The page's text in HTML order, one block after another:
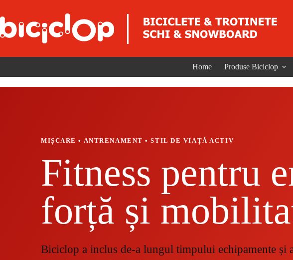
Home Produse Biciclop
MIȘCARE • ANTRENAMENT • STIL DE VIAȚĂ ACTIV
Fitness pentru
forță și
Biciclop a inclus de-a lungul timpului echipamente și